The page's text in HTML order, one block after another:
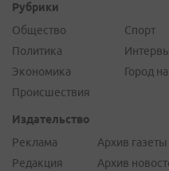
Рубрики
Общество
Политика
Экономика
Происшествия
Спорт
Город
Издательство
Реклама
Редакция
Архив
Архив